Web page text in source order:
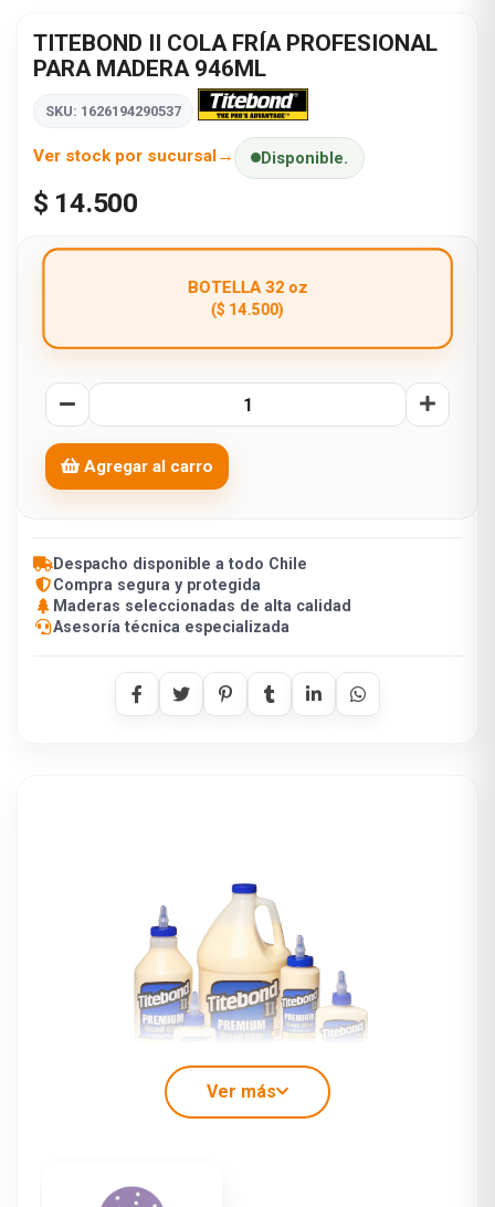
TITEBOND II COLA FRÍA PROFESIONAL
PARA MADERA 946ML
SKU: 1626194290537
Ver stock por sucursal Disponible.
$ 14.500
BOTELLA 32 oz
($ 14.500)
Agregar al carro
Despacho disponible a todo Chile
Compra segura y protegida
Maderas seleccionadas de alta calidad
Asesoría técnica especializada
Ver más